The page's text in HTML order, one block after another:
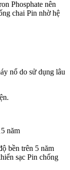
Phosphate nên
chai Pin nhờ hệ
nổ do sử dụng lâu
năm
bền trên 5 năm
sạc Pin chống